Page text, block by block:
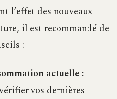
l’effet des nouveaux
il est recommandé de
:
actuelle :
vos dernières